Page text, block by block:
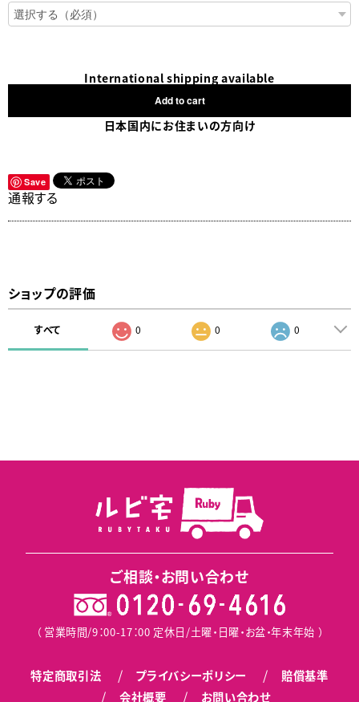
International shipping available
Add to cart
日本国内にお住まいの方向け
Save
通報する
ショップの評価
すべて 0 0 0
ご相談・お問い合わせ
（ 営業時間/9：00-17：00 定休日/土曜・日曜・お盆・年末年始 ）
特定商取引法 プライバシーポリシー
賠償基準
会社概要
お問い合わせ